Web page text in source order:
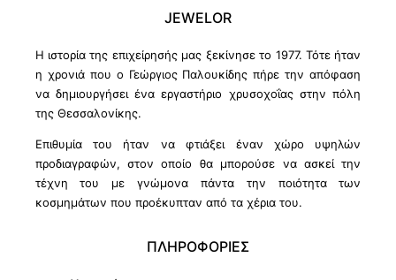
JEWELOR
Η ιστορία της επιχείρησής μας ξεκίνησε το 1977. Τότε ήταν
η χρονιά που ο Γεώργιος Παλουκίδης πήρε την απόφαση
να δημιουργήσει ένα εργαστήριο χρυσοχοΐας στην πόλη
της Θεσσαλονίκης.
Επιθυμία του ήταν να φτιάξει έναν χώρο υψηλών
προδιαγραφών, στον οποίο θα μπορούσε να ασκεί την
τέχνη του με γνώμονα πάντα την ποιότητα των
κοσμημάτων που προέκυπταν από τα χέρια του.
ΠΛΗΡΟΦΟΡΙΕΣ